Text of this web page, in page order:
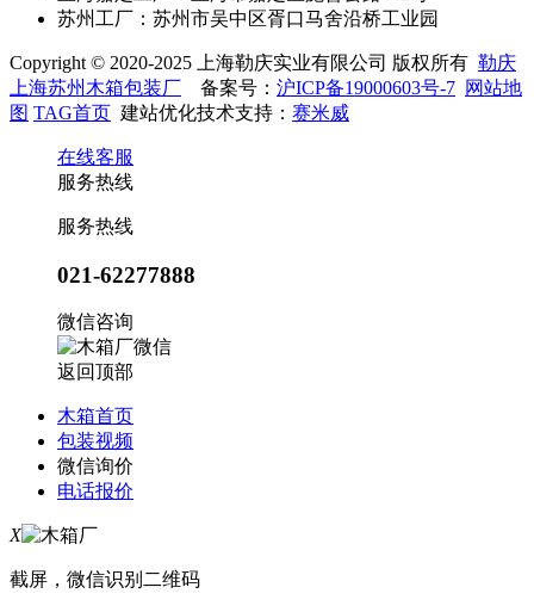
苏州工厂：苏州市吴中区胥口马舍沿桥工业园
Copyright © 2020-2025 上海勒庆实业有限公司 版权所有 勒庆
上海苏州木箱包装厂 备案号： 沪ICP备19000603号-7 网站地
图 TAG首页 建站优化技术支持： 赛米威
在线客服
服务热线
服务热线
021-62277888
微信咨询
返回顶部
木箱首页
包装视频
微信询价
电话报价
X
截屏，微信识别二维码